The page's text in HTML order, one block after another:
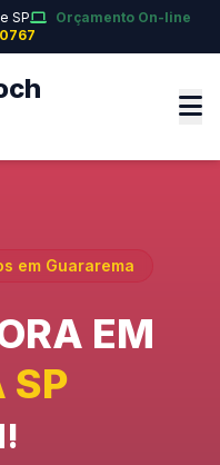
SP
Orçamento On-line
em Guararema
EM
SP